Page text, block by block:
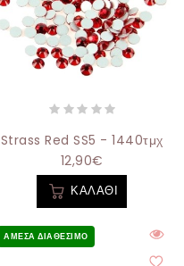
Strass Red SS5 - 1440τμχ
12,90€
ΚΑΛΆΘΙ
ΆΜΕΣΑ ΔΙΑΘΈΣΙΜΟ